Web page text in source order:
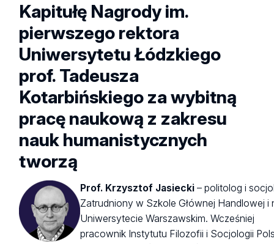
Kapitułę Nagrody im.
pierwszego rektora
Uniwersytetu Łódzkiego
prof. Tadeusza
Kotarbińskiego za wybitną
pracę naukową z zakresu
nauk humanistycznych
tworzą
Prof. Krzysztof Jasiecki– politolog i
Zatrudniony w Szkole Głównej Handlowej i
Uniwersytecie Warszawskim. Wcześniej
pracownik Instytutu Filozofii i Socjologii